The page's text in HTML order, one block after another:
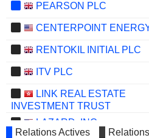
PEARSON PLC
CENTERPOINT
RENTOKIL INITIAL PLC
ITV PLC
LINK REAL ESTATE
INVESTMENT TRUST
LAZARD, INC.
Relations Actives